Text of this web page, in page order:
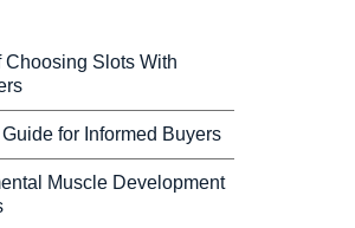
Choosing Slots With
for Informed Buyers
Muscle Development